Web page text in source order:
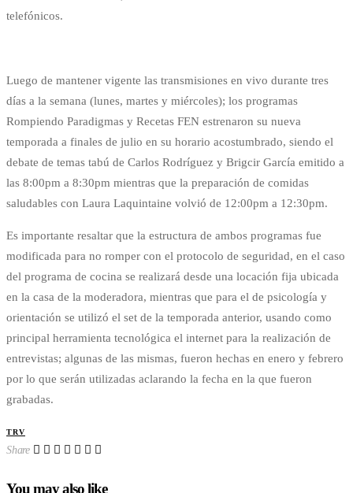
telefónicos.
Luego de mantener vigente las transmisiones en vivo durante tres
días a la semana (lunes, martes y miércoles); los programas
Rompiendo Paradigmas y Recetas FEN estrenaron su nueva
temporada a finales de julio en su horario acostumbrado, siendo el
debate de temas tabú de Carlos Rodríguez y Brigcir García emitido a
las 8:00pm a 8:30pm mientras que la preparación de comidas
saludables con Laura Laquintaine volvió de 12:00pm a 12:30pm.
Es importante resaltar que la estructura de ambos programas fue
modificada para no romper con el protocolo de seguridad, en el caso
del programa de cocina se realizará desde una locación fija ubicada
en la casa de la moderadora, mientras que para el de psicología y
orientación se utilizó el set de la temporada anterior, usando como
principal herramienta tecnológica el internet para la realización de
entrevistas; algunas de las mismas, fueron hechas en enero y febrero
por lo que serán utilizadas aclarando la fecha en la que fueron
grabadas.
TRV
Share
You may also like